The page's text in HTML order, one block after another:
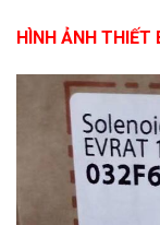
HÌNH ẢNH THIẾT